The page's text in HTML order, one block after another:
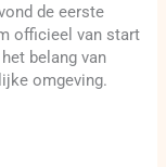
de eerste
officieel van start
belang van
omgeving.